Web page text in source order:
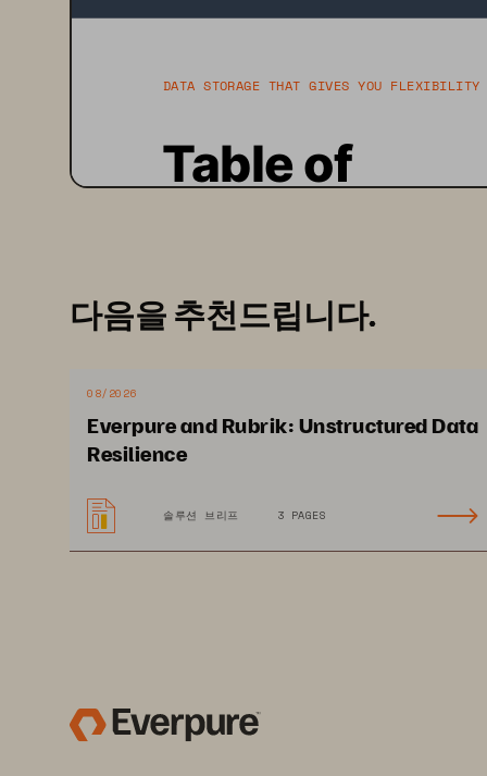
Table of
Contents
DATA STORAGE THAT GIVES YOU FLEXIBILITY
다음을 추천드립니다.
08/2026
Everpure and Rubrik: Unstructured Data
Resilience
솔루션 브리프 3 PAGES